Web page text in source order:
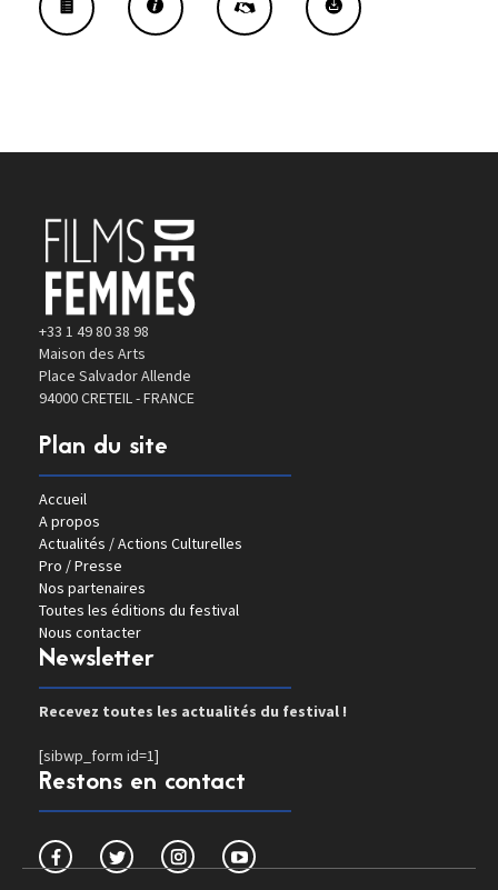
+33 1 49 80 38 98
Maison des Arts
Place Salvador Allende
94000 CRETEIL - FRANCE
Plan du site
Accueil
A propos
Actualités / Actions Culturelles
Pro / Presse
Nos partenaires
Toutes les éditions du festival
Nous contacter
Newsletter
Recevez toutes les actualités du festival !
[sibwp_form id=1]
Restons en contact